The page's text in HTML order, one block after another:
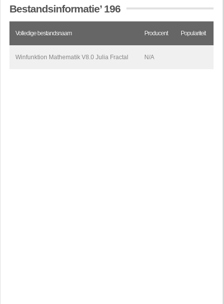
Bestandsinformatie’ 196
Volledige bestandsnaam Producent Populariteit
Winfunktion Mathematik V8.0 Julia Fractal N/A